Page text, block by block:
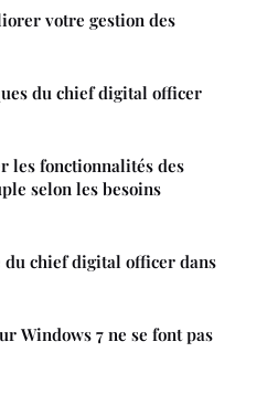
votre gestion des
du chief digital officer
les fonctionnalités des
selon les besoins
chief digital officer dans
Windows 7 ne se font pas